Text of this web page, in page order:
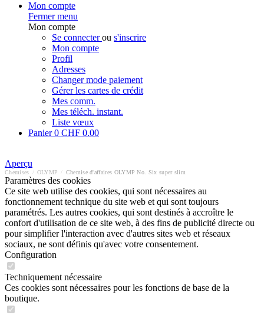
Mon compte
Fermer menu
Mon compte
Se connecterou s'inscrire
Mon compte
Profil
Adresses
Changer mode paiement
Gérer les cartes de crédit
Mes comm.
Mes téléch. instant.
Liste vœux
Panier0 CHF 0.00
Aperçu
Chemises OLYMP Chemise d'affaires OLYMP No. Six super slim
Paramètres des cookies
Ce site web utilise des cookies, qui sont nécessaires au
fonctionnement technique du site web et qui sont toujours
paramétrés. Les autres cookies, qui sont destinés à accroître le
confort d'utilisation de ce site web, à des fins de publicité directe ou
pour simplifier l'interaction avec d'autres sites web et réseaux
sociaux, ne sont définis qu'avec votre consentement.
Configuration
Techniquement nécessaire
Ces cookies sont nécessaires pour les fonctions de base de la
boutique.